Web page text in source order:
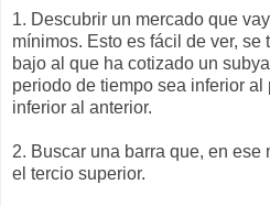
1. Descubrir un mercado que
mínimos. Esto es fácil de ver, se
bajo al que ha cotizado un
periodo de tiempo sea inferior al
inferior al anterior.
2. Buscar una barra que, en ese
el tercio superior.